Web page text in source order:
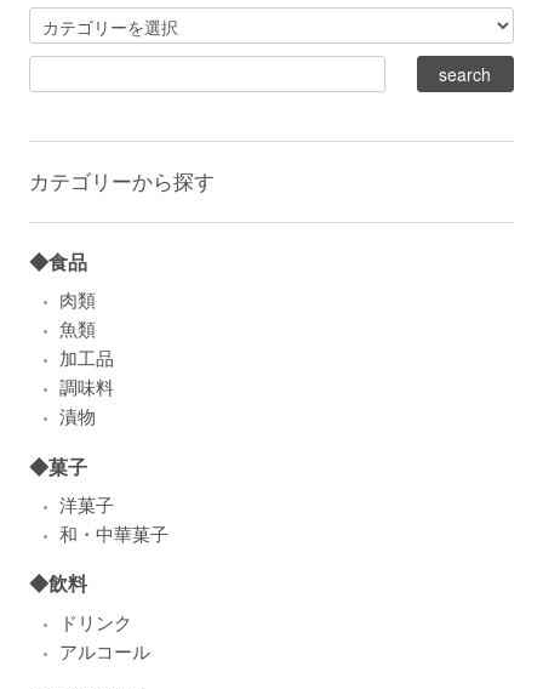
カテゴリーから探す
◆食品
肉類
魚類
加工品
調味料
漬物
◆菓子
洋菓子
和・中華菓子
◆飲料
ドリンク
アルコール